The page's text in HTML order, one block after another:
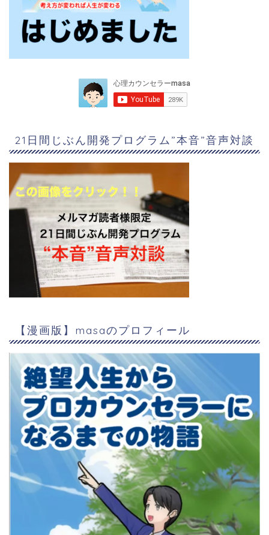
21日間じぶん開発プログラム”本音”音声対談
【漫画版】masaのプロフィール